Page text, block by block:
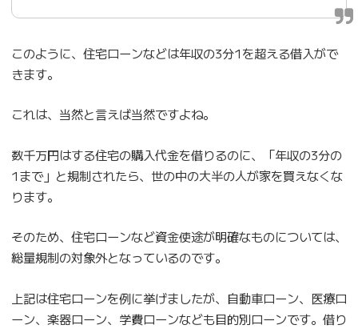
このように、住宅ローンなどは年収の3分1を超える借入がで
きます。
これは、当然と言えば当然ですよね。
数千万円はする住宅の購入代金を借りるのに、「年収の3分の
1まで」と規制されたら、世の中の大半の人が家を買えなくな
ります。
そのため、住宅ローンなど資金使途が明確なものについては、
総量規制の対象外となっているのです。
上記は住宅ローンを例に挙げましたが、自動車ローン、医療ロ
ーン、楽器ローン、学費ローンなども目的別ローンです。借り